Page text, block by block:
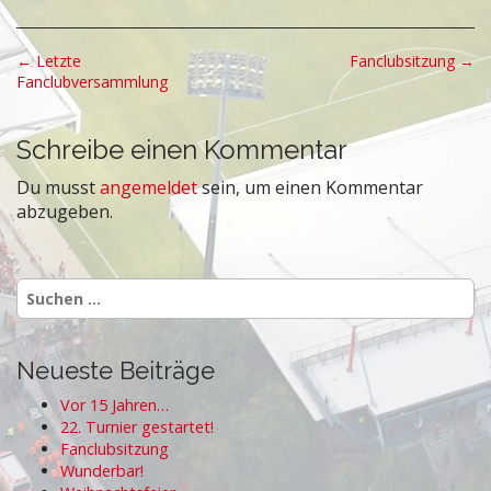
P
o
s
t
n
a
v
i
g
a
t
i
o
n
← Letzte
Fanclubversammlung
Fanclubsitzung →
Schreibe einen Kommentar
Du musstangemeldetsein, um einen Kommentar
abzugeben.
Suchen
nach:
Neueste Beiträge
Vor 15 Jahren…
22. Turnier gestartet!
Fanclubsitzung
Wunderbar!